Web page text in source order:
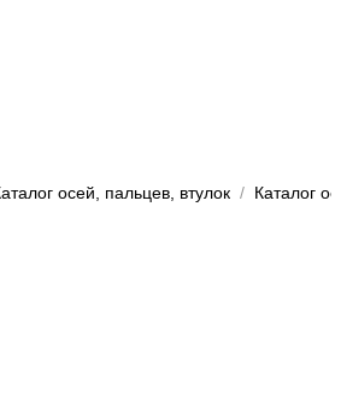
осей, пальцев, втулок / Каталог